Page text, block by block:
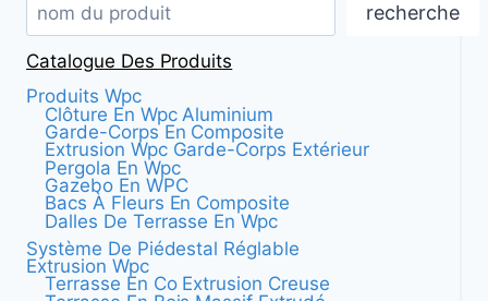
recherche
Catalogue Des Produits
Produits Wpc
Clôture En Wpc Aluminium
Garde-Corps En Composite
Extrusion Wpc Garde-Corps Extérieur
Pergola En Wpc
Gazebo En WPC
Bacs À Fleurs En Composite
Dalles De Terrasse En Wpc
Système De Piédestal Réglable
Extrusion Wpc
Terrasse En Co Extrusion Creuse